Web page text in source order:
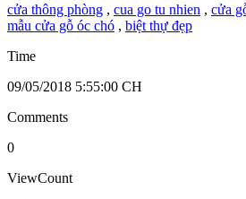
cửa thông phòng , cua go tu nhien , cửa
mẫu cửa gỗ óc chó , biệt thự đẹp
Time
09/05/2018 5:55:00 CH
Comments
0
ViewCount